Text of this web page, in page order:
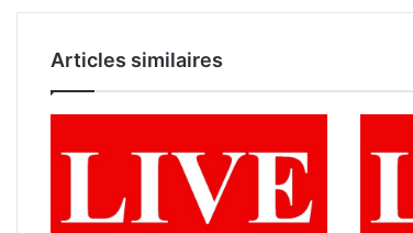
Articles similaires